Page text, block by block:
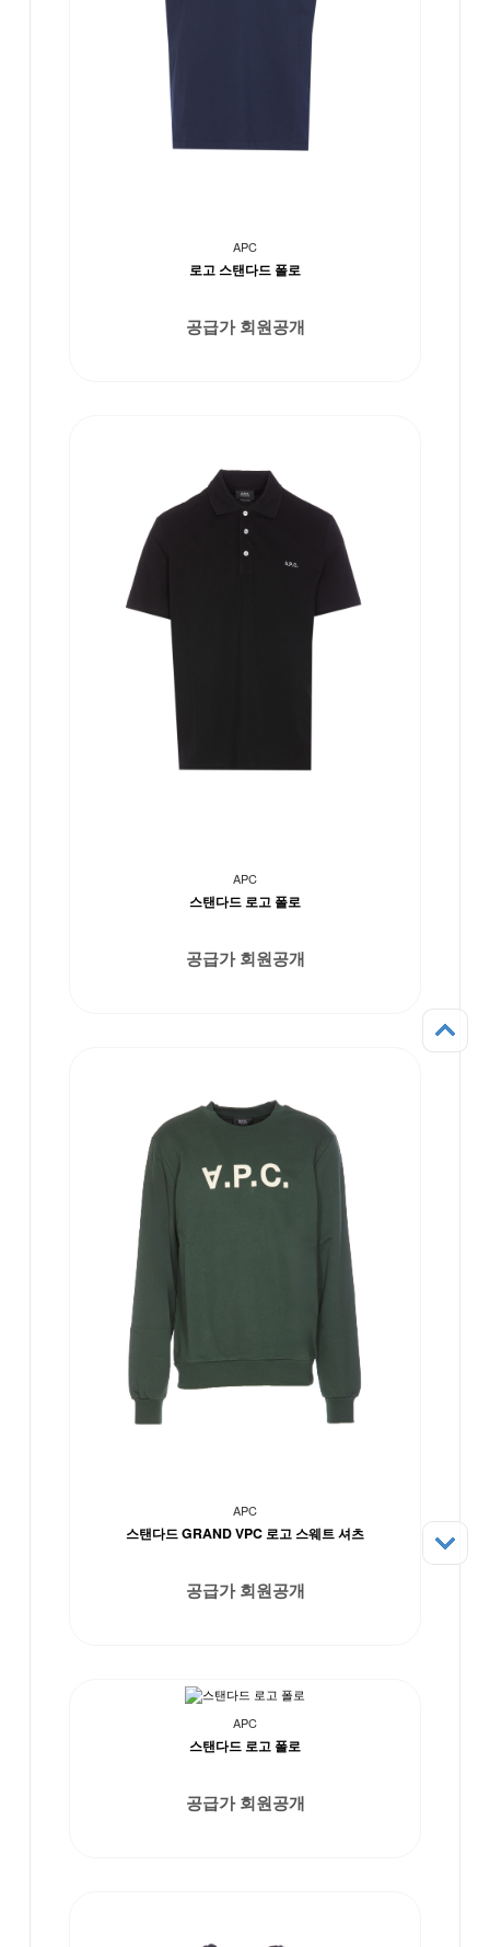
APC
로고 스탠다드 폴로
공급가 회원공개
APC
스탠다드 로고 폴로
공급가 회원공개
APC
스탠다드 GRAND VPC 로고 스웨트 셔츠
공급가 회원공개
APC
스탠다드 로고 폴로
공급가 회원공개